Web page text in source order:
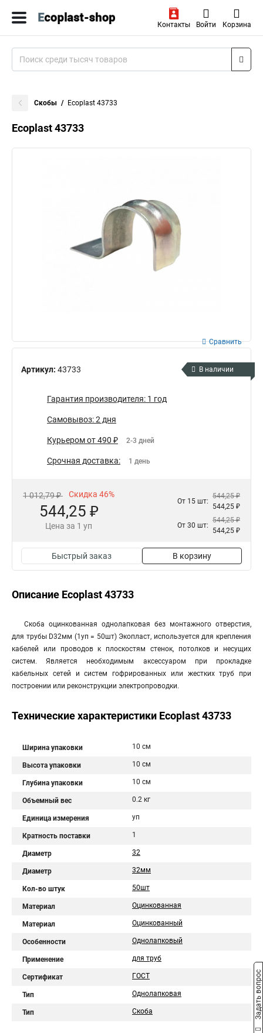
Контакты Войти Корзина
Скобы Ecoplast 43733
Ecoplast 43733
Артикул: 43733
Сравнить
В наличии
Гарантия производителя: 1 год
Самовывоз: 2 дня
Курьером от 490 ₽ 2-3 дней
Срочная доставка: 1 день
1 012,79 ₽ Скидка 46%
544,25 ₽
Цена за 1 уп
От 15 шт:
544,25 ₽
544,25 ₽
От 30 шт:
544,25 ₽
544,25 ₽
Быстрый заказ В корзину
Описание Ecoplast 43733
Скоба оцинкованная однолапковая без монтажного отверстия,
для трубы D32мм (1уп = 50шт) Экопласт, используется для крепления
кабелей или проводов к плоскостям стенок, потолков и несущих
систем. Является необходимым аксессуаром при прокладке
кабельных сетей и систем гофрированных или жестких труб при
построении или реконструкции электропроводки.
Технические характеристики Ecoplast 43733
Ширина упаковки 10 см
Высота упаковки 10 см
Глубина упаковки 10 см
Объемный вес 0.2 кг
Единица измерения уп
Кратность поставки 1
Диаметр 32
Диаметр 32мм
Кол-во штук 50шт
Материал Оцинкованная
Материал Оцинкованный
Особенности Однолапковый
Применение для труб
Сертификат ГОСТ
Тип Однолапковая
Тип Скоба Задать вопрос